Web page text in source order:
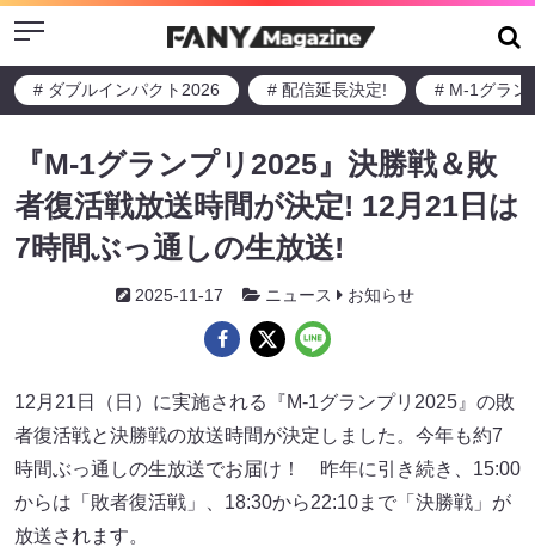
Menu
# ダブルインパクト2026 # 配信延長決定! # M-1グラン
『M-1グランプリ2025』決勝戦＆敗
者復活戦放送時間が決定! 12月21日は
7時間ぶっ通しの生放送!
2025-11-17 ニュース お知らせ
12月21日（日）に実施される『M-1グランプリ2025』の敗
者復活戦と決勝戦の放送時間が決定しました。今年も約7
時間ぶっ通しの生放送でお届け！ 昨年に引き続き、15:00
からは「敗者復活戦」、18:30から22:10まで「決勝戦」が
放送されます。